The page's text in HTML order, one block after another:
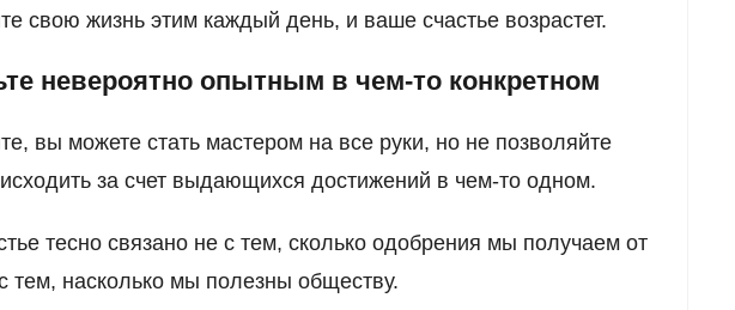
свою жизнь этим каждый день, и ваше счастье возрастет.
невероятно опытным в чем-то конкретном
вы можете стать мастером на все руки, но не позволяйте
за счет выдающихся достижений в чем-то одном.
тесно связано не с тем, сколько одобрения мы получаем от
тем, насколько мы полезны обществу.